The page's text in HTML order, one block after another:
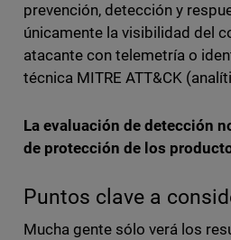
prevención, detección y
únicamente la visibilidad del
atacante con telemetría o
técnica MITRE ATT&CK
La evaluación de detección
de protección de los
Puntos clave a
Mucha gente sólo verá los